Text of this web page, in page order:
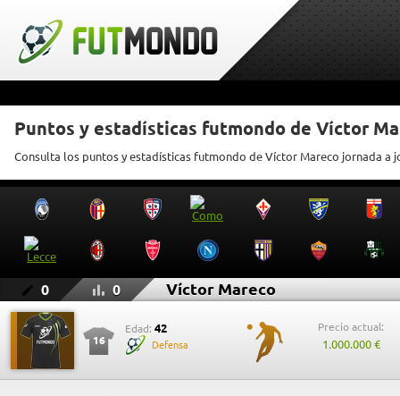
Puntos y estadísticas futmondo de Víctor
Consulta los puntos y estadísticas futmondo de Víctor Mareco jornada a
0 0 Víctor Mareco
16
Edad: 42
Defensa
Precio actual:
1.000.000 €